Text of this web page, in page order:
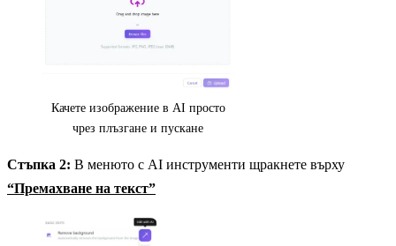
Качете изображение в AI просто
чрез плъзгане и пускане
Стъпка 2: В менюто с AI инструменти щракнете върху
“Премахване на текст”